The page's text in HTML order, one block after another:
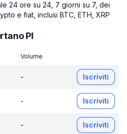
24 ore su 24, 7 giorni su 7, dei
e fiat, inclusi BTC, ETH, XRP
PI
Volume
- Iscriviti
- Iscriviti
- Iscriviti